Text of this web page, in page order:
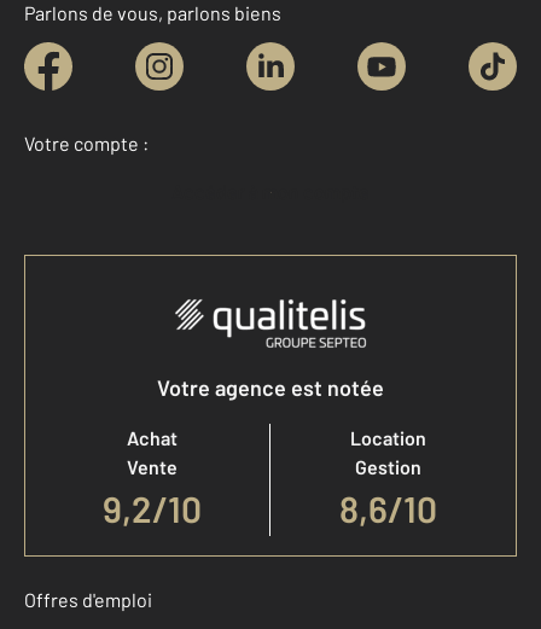
Parlons de vous, parlons biens
Votre compte :
Accéder à mon compte
Votre agence est notée
Achat
Vente
9,2/10
Location
Gestion
8,6/10
Offres d'emploi